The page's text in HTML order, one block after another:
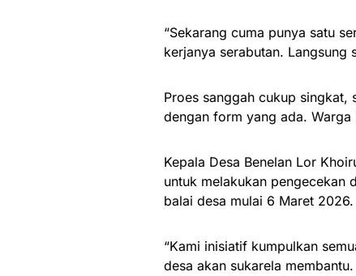
“Sekarang cuma punya satu
kerjanya serabutan. Langsung
Proes sanggah cukup singkat,
dengan form yang ada.
Kepala Desa Benelan Lor
untuk melakukan pengecekan
balai desa mulai 6 Maret 2026.
“Kami inisiatif kumpulkan
desa akan sukarela